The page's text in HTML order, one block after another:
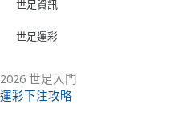
世足資訊
世足運彩
2026 世足入門
運彩下注攻略